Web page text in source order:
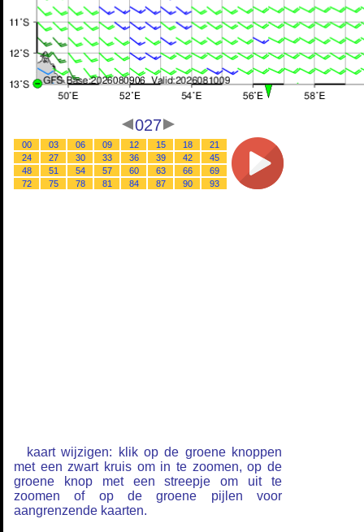
027
00 03 06 09 12 15 18
21
24
27 30 33 36 39 42
45
48
51 54 57 60 63 66
69
72
75 78 81 84 87 90 93
kaart wijzigen: klik op de groene knoppen
met een zwart kruis om in te zoomen, op de
groene knop met een streepje om uit te
zoomen of op de groene pijlen voor
aangrenzende kaarten.